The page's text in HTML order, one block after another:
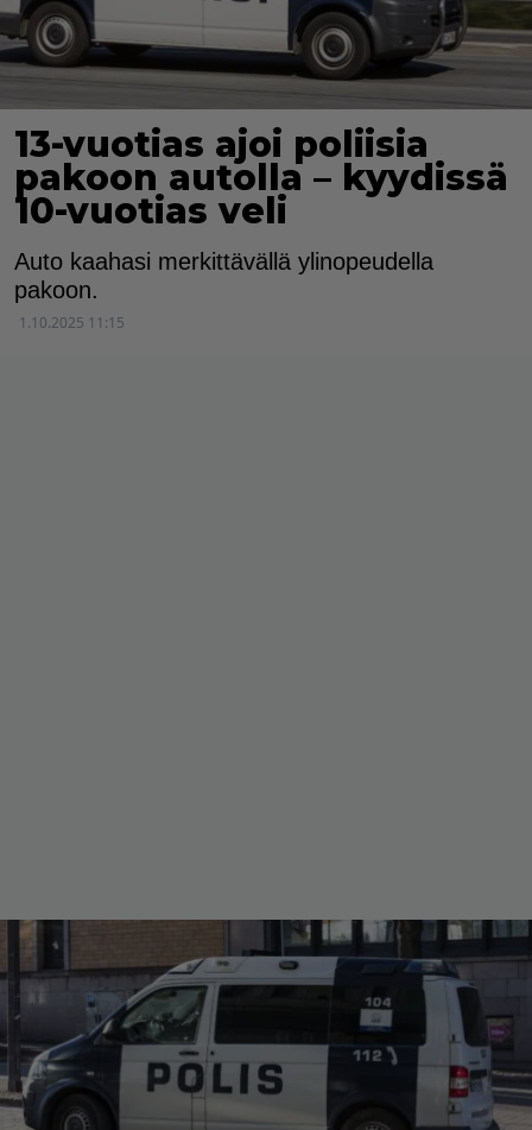
13-vuotias ajoi poliisia
pakoon autolla – kyydissä
10-vuotias veli
Auto kaahasi merkittävällä ylinopeudella
pakoon.
1.10.2025 11:15